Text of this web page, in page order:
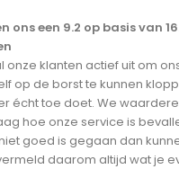
ons een 9.2 op basis van
onze klanten actief uit om
op de borst te kunnen
écht toe doet. We
hoe onze service is
goed is gegaan dan
daarom altijd wat je